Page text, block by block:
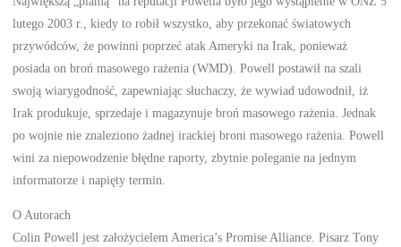
lutego 2003 r., kiedy to robił wszystko, aby przekonać światowych
przywódców, że powinni poprzeć atak Ameryki na Irak, ponieważ
posiada on broń masowego rażenia (WMD). Powell postawił na szali
swoją wiarygodność, zapewniając słuchaczy, że wywiad udowodnił, iż
Irak produkuje, sprzedaje i magazynuje broń masowego rażenia. Jednak
po wojnie nie znaleziono żadnej irackiej broni masowego rażenia. Powell
wini za niepowodzenie błędne raporty, zbytnie poleganie na jednym
informatorze i napięty termin.
O Autorach
Colin Powell jest założycielem America’s Promise Alliance. Pisarz Tony